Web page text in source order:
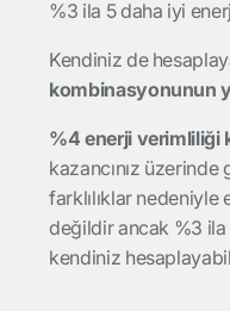
%3 ila 5 daha iyi
Kendiniz de
kombinasyonunun
%4 enerji verimliliği
kazancınız
farklılıklar
değildir ancak %3
kendiniz